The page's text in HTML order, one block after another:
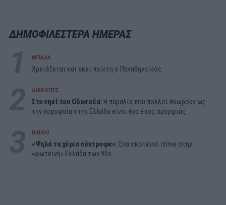
ΔΗΜΟΦΙΛΕΣΤΕΡΑ ΗΜΕΡΑΣ
ΜΠΑΛΑ
Χρειάζεται και εκεί παίκτη ο Παναθηναϊκός
ΔΙΑΚΟΠΕΣ
Στο νησί του Οδυσσέα: Η παραλία που πολλοί θεωρούν ως
την κορυφαία στην Ελλάδα είναι ένα έπος ομορφιάς
ΒΙΒΛΙΟ
«Ψηλά τα χέρια σύντροφε»:Ένα σκοτεινό crime στην
«φωτεινή» Ελλάδα των 90s